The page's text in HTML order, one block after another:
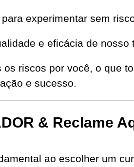
experimentar sem
e eficácia de nosso
riscos por você, o que
e sucesso.
& Reclame
ao escolher um